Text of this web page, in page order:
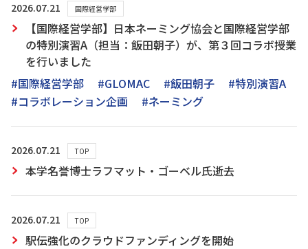
2026.07.21 国際経営学部
【国際経営学部】日本ネーミング協会と国際経営学部
の特別演習A（担当：飯田朝子）が、第３回コラボ授業
を行いました
#国際経営学部
#GLOMAC #飯田朝子
#特別演習A
#コラボレーション企画
#ネーミング
2026.07.21 TOP
本学名誉博士ラフマット・ゴーベル氏逝去
2026.07.21 TOP
駅伝強化のクラウドファンディングを開始